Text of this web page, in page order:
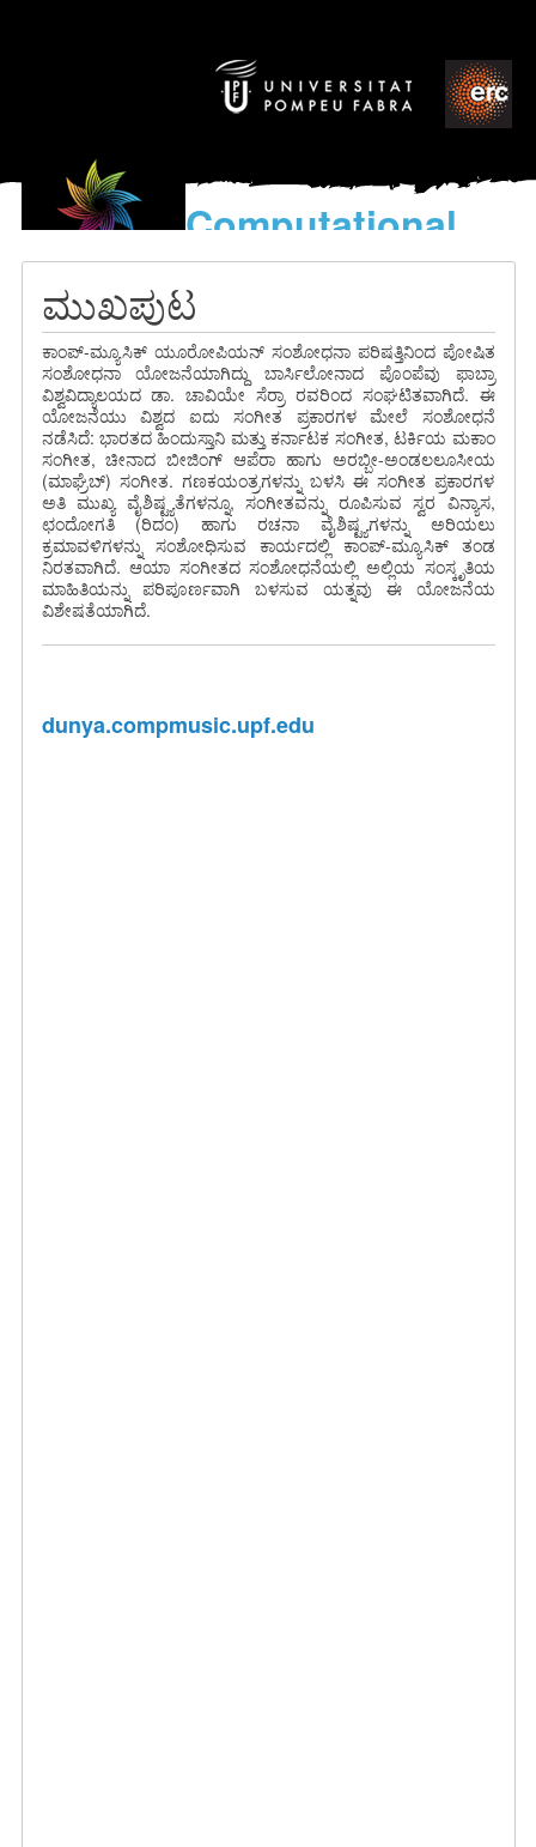
Computational
models
ಮುಖಪುಟ
ಕಾಂಪ್-ಮ್ಯೂಸಿಕ್ ಯೂರೋಪಿಯನ್ ಸಂಶೋಧನಾ ಪರಿಷತ್ತಿನಿಂದ ಪೋಷಿತ
ಸಂಶೋಧನಾ ಯೋಜನೆಯಾಗಿದ್ದು ಬಾರ್ಸಿಲೋನಾದ ಪೊಂಪೆವು ಫಾಬ್ರಾ
ವಿಶ್ವವಿದ್ಯಾಲಯದ ಡಾ. ಚಾವಿಯೇ ಸೆರ್ರಾ ರವರಿಂದ ಸಂಘಟಿತವಾಗಿದೆ. ಈ
ಯೋಜನೆಯು ವಿಶ್ವದ ಐದು ಸಂಗೀತ ಪ್ರಕಾರಗಳ ಮೇಲೆ ಸಂಶೋಧನೆ
ನಡೆಸಿದೆ: ಭಾರತದ ಹಿಂದುಸ್ತಾನಿ ಮತ್ತು ಕರ್ನಾಟಕ ಸಂಗೀತ, ಟರ್ಕಿಯ ಮಕಾಂ
ಸಂಗೀತ, ಚೀನಾದ ಬೀಜಿಂಗ್ ಆಪೆರಾ ಹಾಗು ಅರಬ್ಬೀ-ಅಂಡಲಲೂಸೀಯ
(ಮಾಘ್ರೆಬ್) ಸಂಗೀತ. ಗಣಕಯಂತ್ರಗಳನ್ನು ಬಳಸಿ ಈ ಸಂಗೀತ ಪ್ರಕಾರಗಳ
ಅತಿ ಮುಖ್ಯ ವೈಶಿಷ್ಟ್ಯತೆಗಳನ್ನೂ, ಸಂಗೀತವನ್ನು ರೂಪಿಸುವ ಸ್ವರ ವಿನ್ಯಾಸ,
ಛಂದೋಗತಿ (ರಿದಂ) ಹಾಗು ರಚನಾ ವೈಶಿಷ್ಟ್ಯಗಳನ್ನು ಅರಿಯಲು
ಕ್ರಮಾವಳಿಗಳನ್ನು ಸಂಶೋಧಿಸುವ ಕಾರ್ಯದಲ್ಲಿ ಕಾಂಪ್-ಮ್ಯೂಸಿಕ್ ತಂಡ
ನಿರತವಾಗಿದೆ. ಆಯಾ ಸಂಗೀತದ ಸಂಶೋಧನೆಯಲ್ಲಿ ಅಲ್ಲಿಯ ಸಂಸ್ಕೃತಿಯ
ಮಾಹಿತಿಯನ್ನು ಪರಿಪೂರ್ಣವಾಗಿ ಬಳಸುವ ಯತ್ನವು ಈ ಯೋಜನೆಯ
ವಿಶೇಷತೆಯಾಗಿದೆ.
dunya.compmusic.upf.edu